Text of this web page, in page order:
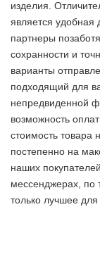
изделия.
является удобная
партнеры
сохранности и
варианты
подходящий для
непредвиденной
возможность
стоимость товара
постепенно на
наших
мессенджерах, по
только лучшее для